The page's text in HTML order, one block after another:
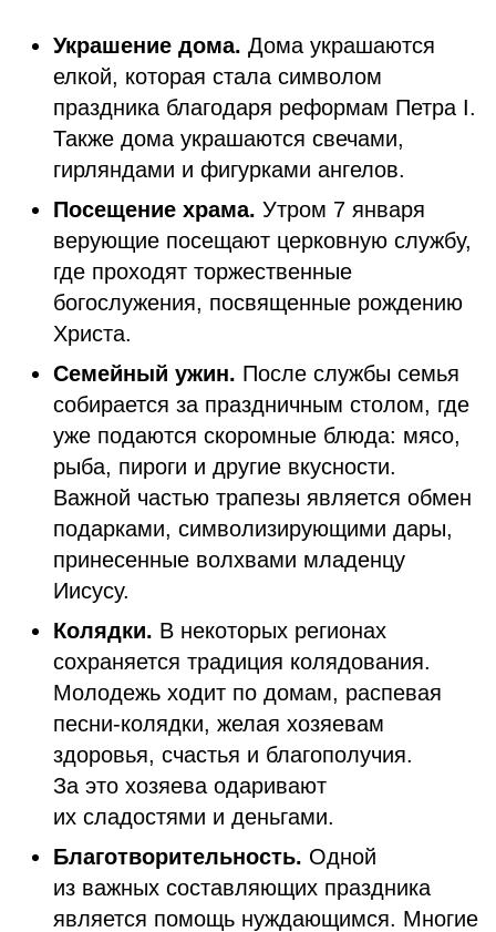
Украшение дома. Дома украшаются
елкой, которая стала символом
праздника благодаря реформам Петра I.
Также дома украшаются свечами,
гирляндами и фигурками ангелов.
Посещение храма. Утром 7 января
верующие посещают церковную службу,
где проходят торжественные
богослужения, посвященные рождению
Христа.
Семейный ужин. После службы семья
собирается за праздничным столом, где
уже подаются скоромные блюда: мясо,
рыба, пироги и другие вкусности.
Важной частью трапезы является обмен
подарками, символизирующими дары,
принесенные волхвами младенцу
Иисусу.
Колядки. В некоторых регионах
сохраняется традиция колядования.
Молодежь ходит по домам, распевая
песни-колядки, желая хозяевам
здоровья, счастья и благополучия.
За это хозяева одаривают
их сладостями и деньгами.
Благотворительность. Одной
из важных составляющих праздника
является помощь нуждающимся. Многие